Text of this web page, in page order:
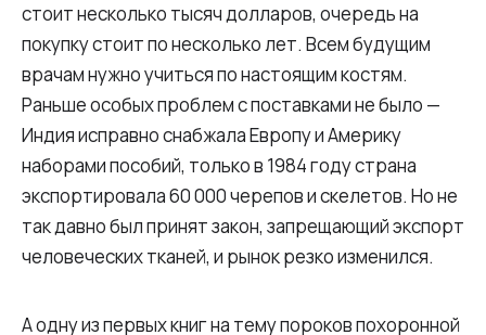
стоит несколько тысяч долларов, очередь на
покупку стоит по несколько лет. Всем будущим
врачам нужно учиться по настоящим костям.
Раньше особых проблем с поставками не было —
Индия исправно снабжала Европу и Америку
наборами пособий, только в 1984 году страна
экспортировала 60 000 черепов и скелетов. Но не
так давно был принят закон, запрещающий экспорт
человеческих тканей, и рынок резко изменился.
А одну из первых книг на тему пороков похоронной